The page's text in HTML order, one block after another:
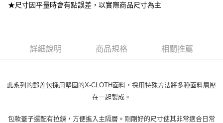
每筆NT$80，滿NT$799(含以上)免運費
7-11取貨付款
付款後7-11取貨
每筆NT$80，滿NT$799(含以上)免運費
宅配
★尺寸因平量時會有點誤差，以實際商品尺寸為主
詳細說明 商品規格 相關推薦
此系列的郵差包採用堅固的X-CLOTH面料，採用特殊方法將多種面料層壓
在一起製成。
包款蓋子還配有拉鍊，方便進入主隔層。剛剛好的尺寸使其非常適合日常